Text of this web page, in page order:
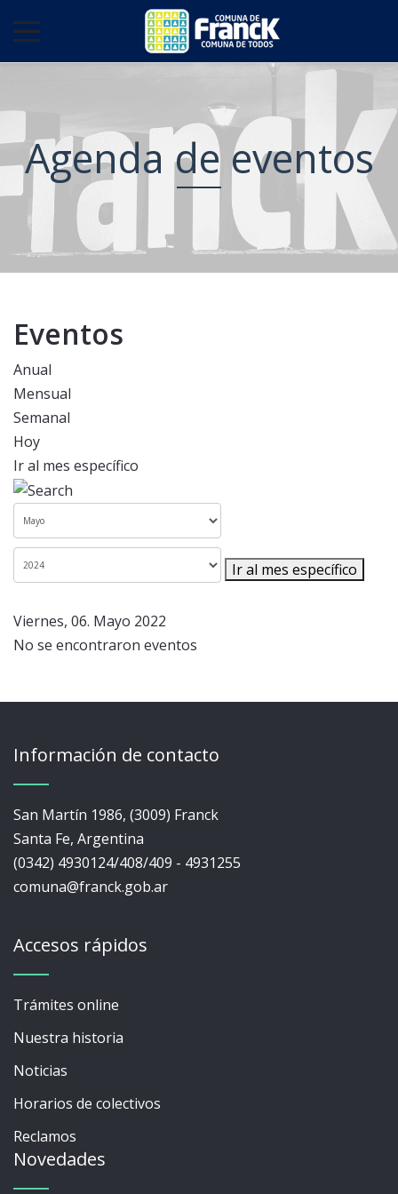
Agenda de eventos
Eventos
Anual
Mensual
Semanal
Hoy
Ir al mes específico
Ir al mes específico
Viernes, 06. Mayo 2022
No se encontraron eventos
Información de contacto
San Martín 1986, (3009) Franck
Santa Fe, Argentina
(0342) 4930124/408/409 - 4931255
comuna@franck.gob.ar
Accesos rápidos
Trámites online
Nuestra historia
Noticias
Horarios de colectivos
Reclamos
Novedades